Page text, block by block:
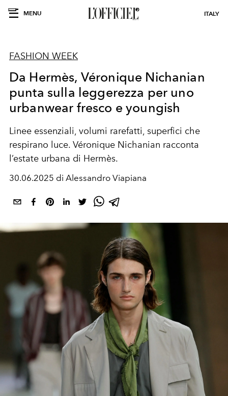
MENU ITALY
FASHION WEEK
Da Hermès, Véronique Nichanian
punta sulla leggerezza per uno
urbanwear fresco e youngish
Linee essenziali, volumi rarefatti, superfici che
respirano luce. Véronique Nichanian racconta
l’estate urbana di Hermès.
30.06.2025 di Alessandro Viapiana